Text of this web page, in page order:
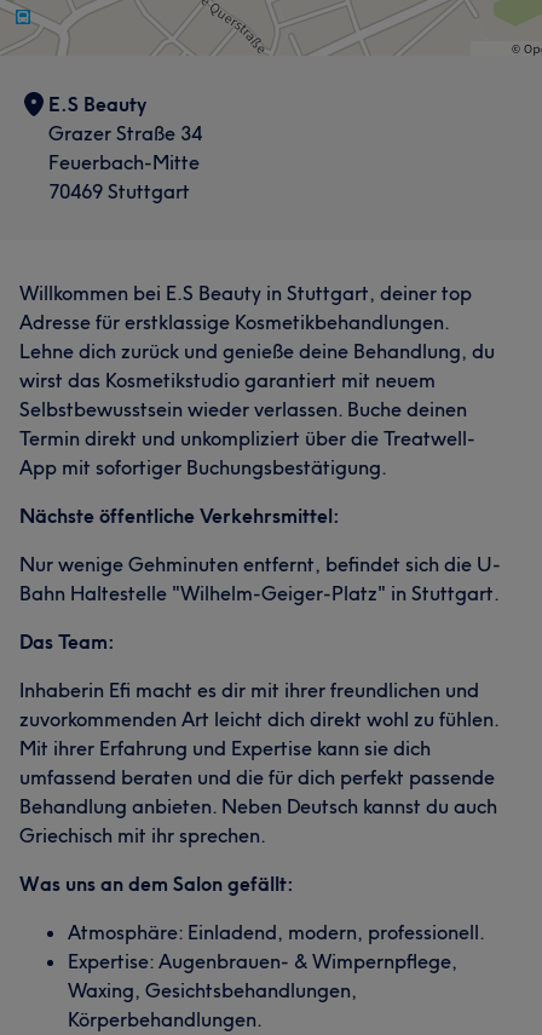
E.S Beauty
Grazer Straße 34
Feuerbach-Mitte
70469 Stuttgart
Willkommen bei E.S Beauty in Stuttgart, deiner top
Adresse für erstklassige Kosmetikbehandlungen.
Lehne dich zurück und genieße deine Behandlung, du
wirst das Kosmetikstudio garantiert mit neuem
Selbstbewusstsein wieder verlassen. Buche deinen
Termin direkt und unkompliziert über die Treatwell-
App mit sofortiger Buchungsbestätigung.
Nächste öffentliche Verkehrsmittel:
Nur wenige Gehminuten entfernt, befindet sich die U-
Bahn Haltestelle "Wilhelm-Geiger-Platz" in Stuttgart.
Das Team:
Inhaberin Efi macht es dir mit ihrer freundlichen und
zuvorkommenden Art leicht dich direkt wohl zu fühlen.
Mit ihrer Erfahrung und Expertise kann sie dich
umfassend beraten und die für dich perfekt passende
Behandlung anbieten. Neben Deutsch kannst du auch
Griechisch mit ihr sprechen.
Was uns an dem Salon gefällt:
Atmosphäre: Einladend, modern, professionell.
Expertise: Augenbrauen- & Wimpernpflege,
Waxing, Gesichtsbehandlungen,
Körperbehandlungen.